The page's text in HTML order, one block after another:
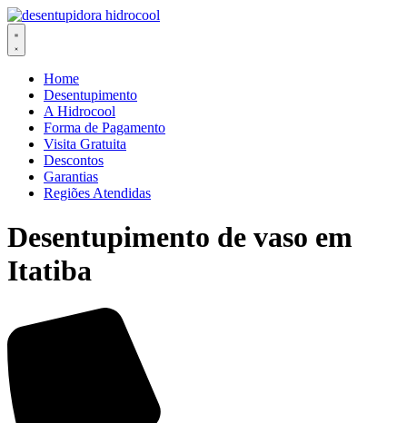
Ir
para
Home
Desentupimento
A Hidrocool
Forma de Pagamento
Visita Gratuita
Descontos
Garantias
Regiões Atendidas
Desentupimento de vaso em
Itatiba